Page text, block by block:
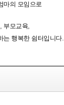
마의 모임으로
부모교육,
는 행복한 쉼터입니다.